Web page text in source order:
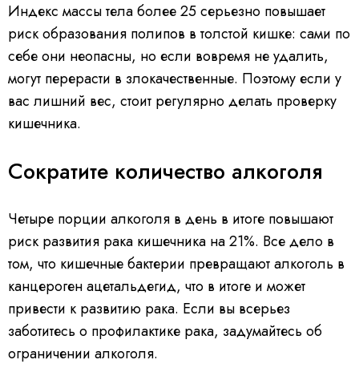
Индекс массы тела более 25 серьезно повышает
риск образования полипов в толстой кишке: сами по
себе они неопасны, но если вовремя не удалить,
могут перерасти в злокачественные. Поэтому если у
вас лишний вес, стоит регулярно делать проверку
кишечника.
Сократите количество алкоголя
Четыре порции алкоголя в день в итоге повышают
риск развития рака кишечника на 21%. Все дело в
том, что кишечные бактерии превращают алкоголь в
канцероген ацетальдегид, что в итоге и может
привести к развитию рака. Если вы всерьез
заботитесь о профилактике рака, задумайтесь об
ограничении алкоголя.